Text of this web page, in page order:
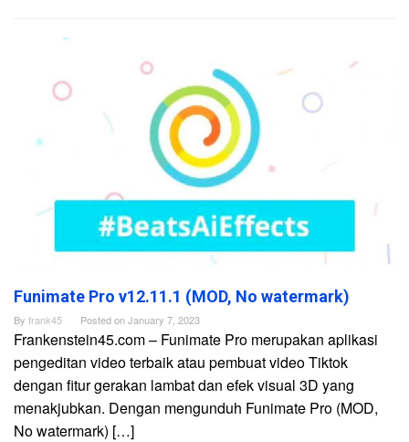
Funimate Pro v12.11.1 (MOD, No watermark)
By frank45 Posted onJanuary 7, 2023
Frankenstein45.com – Funimate Pro merupakan aplikasi
pengeditan video terbaik atau pembuat video Tiktok
dengan fitur gerakan lambat dan efek visual 3D yang
menakjubkan. Dengan mengunduh Funimate Pro (MOD,
No watermark) […]